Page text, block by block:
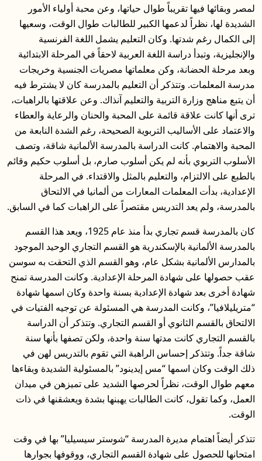
لمصر وبقائها فيها تقريباً طوال حياتها، وعن محبة أولياء الأمور
الشديدة لها، نظراً لدعمها الكبير للطالبات طوال الوقت، وسعيها
إلى الكمال رغم شدتها. وكان التعليم يشمل اللغة الفرنسية
والإنجليزية، وتبدأ دراسة اللغة العربية لاحقاً في المرحلة الابتدائية
وبعد مرحلة الحضانة، وكن معلماتها مصريات الجنسية وخريجات
مدرسة المعلمات. وتتذكر أن التعليم بالمدرسة كان لا يشترط فيه
أن يتبع مناهج وزارة التربية والتعليم آنذاك. وعن علاقتها بالراهبات،
ترى أنها كانت علاقة قائمة على المحبة والحنان والرعاية والعطاء
والاعتماد على الأساليب التربوية الصحيحة، رغم الشدة النابعة من
المحبة والاهتمام. كانت الدراسة بالمدرسة الألمانية شاقة، وتصف
الأسلوب التربوي بأنه لم يكن أسلوب صارم، بل أسلوب حكيم وقائم
بالطبع على الالتزام، والتعليم بالمثل والاقتداء. في المرحلة
الإعدادية، بدأت المعلمات المعارات من ألمانيا في الالتحاق
بالمدرسة، ولم يعد التدريس مقتصراً على الراهبات كما في السابق.
كان بالمدرسة قسم تجاري بدأ منذ عام 1925، ويعد هذا القسم
بالمدرسة الألمانية بالإسكندرية هو القسم التجاري الوحيد الموجود
بالمدارس الألمانية بشكل عام، وهو القسم الذي التحقت به سوسن
عقب حصولها على شهادة المرحلة الإعدادية. وكانت المدرسة تمنح
شهادة أخرى بعد شهادة الإعدادية بسنة واحدة وكان اسمها شهادة
“متريليلافيا”، وكانت المدرسة هي المسئولة عن توجيه الفتيات في
الالتحاق بالقسم الثانوي أو القسم التجاري. وتتذكر أن الدراسة
بالقسم التجاري كانت مدتها سنة واحدة، ولكن تصفها بأنها سنة
شاقة جداً. وتتذكر إحساس الراهبة التي تقوم بالتدريس لهن في
ذلك الوقت وكان اسمها “مس إيدينود” بالمسئولية الشديدة وبقاءها
معهم طوال الوقت، نظراً لحرصها الشديد على تميزهن في ميدان
العمل، وكما تقول، كانت الطالبات يهبنها بشدة ويعشقنها في ذات
الوقت.
تتذكر أيضاً اهتمام مديرة المدرسة “شوستر سيسيليا” بها في وقت
امتحانها للحصول على شهادة القسم التجاري، ووقوفها بجوارها